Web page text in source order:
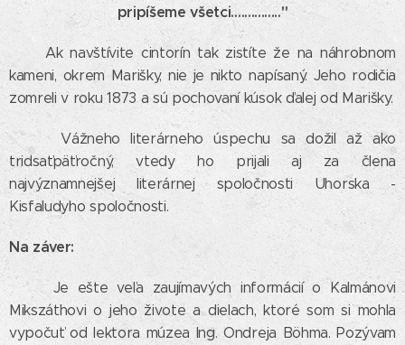
pripíšeme všetci..............."
Ak navštívite cintorín tak zistíte že na náhrobnom
kameni, okrem Marišky, nie je nikto napísaný. Jeho rodičia
zomreli v roku 1873 a sú pochovaní kúsok ďalej od Marišky.
Vážneho literárneho úspechu sa dožil až ako
tridsaťpäťročný, vtedy ho prijali aj za člena
najvýznamnejšej literárnej spoločnosti Uhorska -
Kisfaludyho spoločnosti.
Na záver:
Je ešte veľa zaujímavých informácií o Kalmánovi
Mikszáthovi o jeho živote a dielach, ktoré som si mohla
vypočuť od lektora múzea Ing. Ondreja Böhma. Pozývam